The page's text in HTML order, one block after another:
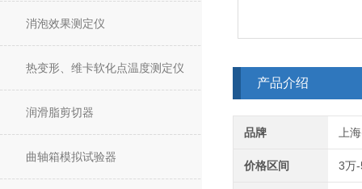
消泡效果测定仪
热变形、维卡软化点温度测定仪
润滑脂剪切器
曲轴箱模拟试验器
产品介绍
品牌 上
价格区间 3万